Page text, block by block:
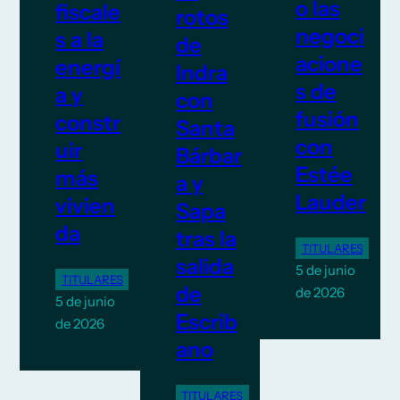
fiscale
s a la
energí
a y
constr
uir
más
vivien
da
TITULARES
5 de junio
de 2026
rotos
de
Indra
con
Santa
Bárbar
a y
Sapa
tras la
salida
de
Escrib
ano
TITULARES
o las
negoci
acione
s de
fusión
con
Estée
Lauder
TITULARES
5 de junio
de 2026